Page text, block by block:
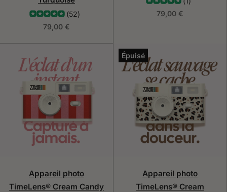
(52)
79,00 €
79,00 €
Appareil photo
TimeLens® Cream Candy
Épuisé
Appareil photo
TimeLens® Cream